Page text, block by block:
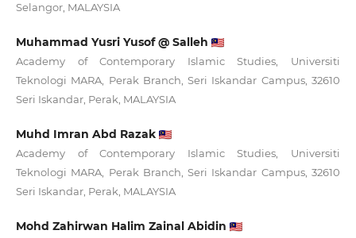
Selangor, MALAYSIA
Muhammad Yusri Yusof @ Salleh
Academy of Contemporary Islamic Studies, Universiti
Teknologi MARA, Perak Branch, Seri Iskandar Campus, 32610
Seri Iskandar, Perak, MALAYSIA
Muhd Imran Abd Razak
Academy of Contemporary Islamic Studies, Universiti
Teknologi MARA, Perak Branch, Seri Iskandar Campus, 32610
Seri Iskandar, Perak, MALAYSIA
Mohd Zahirwan Halim Zainal Abidin